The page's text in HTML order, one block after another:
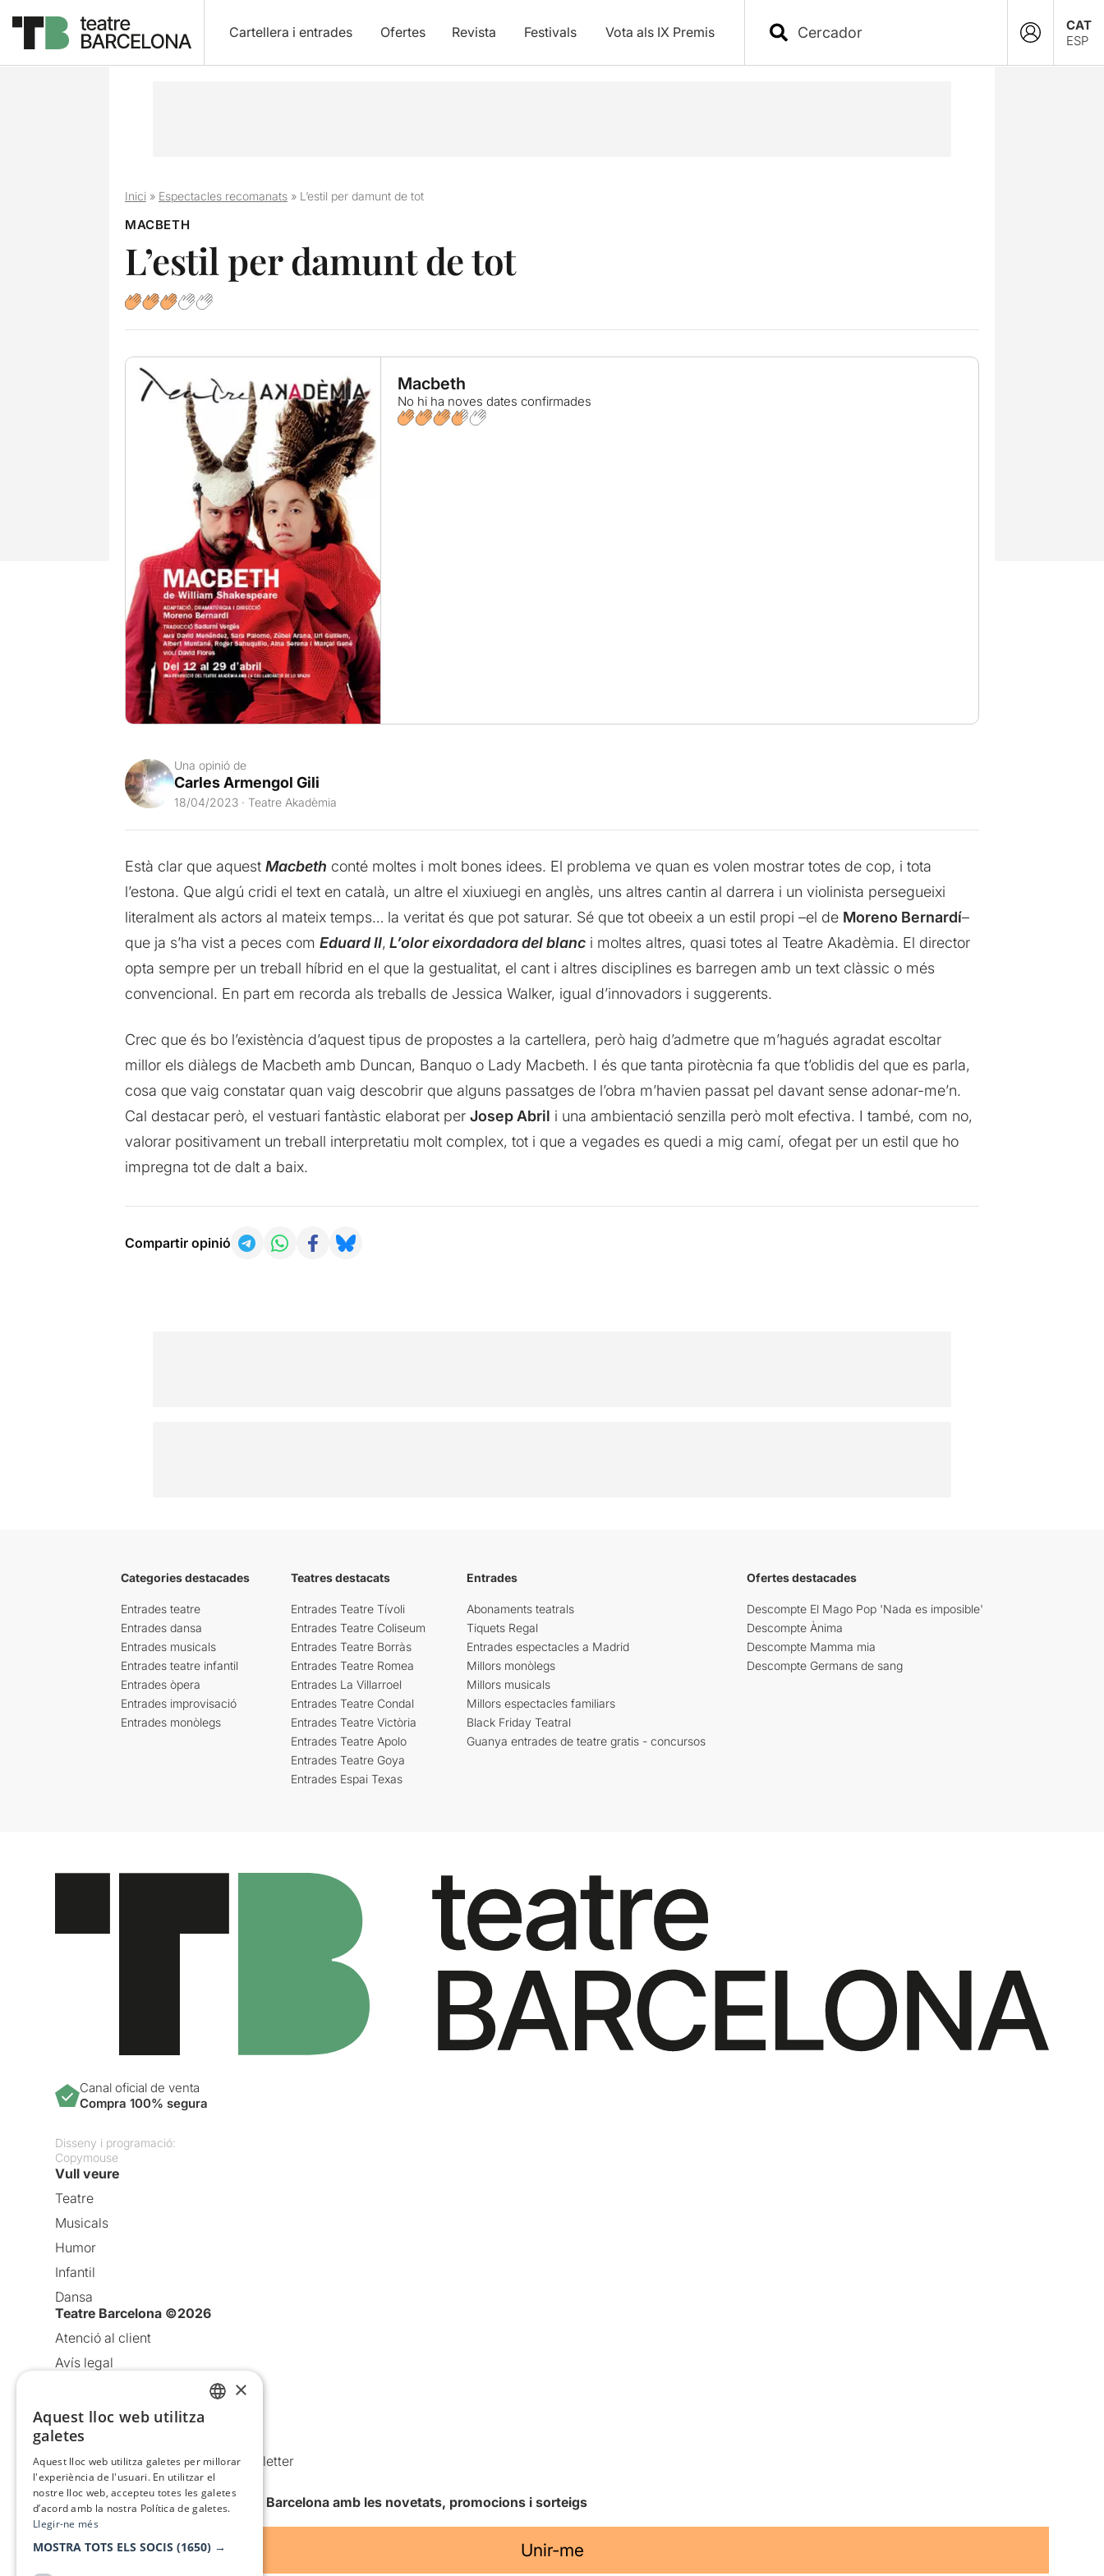
Cartellera i entrades Ofertes Revista Festivals Vota als IX Premis
CAT
ESP
Inici» Espectacles recomanats» L’estil per damunt de tot
MACBETH
L’estil per damunt de tot
Macbeth
No hi ha noves dates confirmades
Una opinió de
Carles Armengol Gili
18/04/2023 · Teatre Akadèmia
Està clar que aquest Macbeth conté moltes i molt bones idees. El problema ve quan es volen mostrar totes de cop, i tota
l’estona. Que algú cridi el text en català, un altre el xiuxiuegi en anglès, uns altres cantin al darrera i un violinista persegueixi
literalment als actors al mateix temps… la veritat és que pot saturar. Sé que tot obeeix a un estil propi –el de Moreno Bernardí–
que ja s’ha vist a peces com Eduard II, L’olor eixordadora del blanci moltes altres, quasi totes al Teatre Akadèmia. El director
opta sempre per un treball híbrid en el que la gestualitat, el cant i altres disciplines es barregen amb un text clàssic o més
convencional. En part em recorda als treballs de Jessica Walker, igual d’innovadors i suggerents.
Crec que és bo l’existència d’aquest tipus de propostes a la cartellera, però haig d’admetre que m’hagués agradat escoltar
millor els diàlegs de Macbeth amb Duncan, Banquo o Lady Macbeth. I és que tanta pirotècnia fa que t’oblidis del que es parla,
cosa que vaig constatar quan vaig descobrir que alguns passatges de l’obra m’havien passat pel davant sense adonar-me’n.
Cal destacar però, el vestuari fantàstic elaborat per Josep Abril i una ambientació senzilla però molt efectiva. I també, com no,
valorar positivament un treball interpretatiu molt complex, tot i que a vegades es quedi a mig camí, ofegat per un estil que ho
impregna tot de dalt a baix.
Compartir opinió
Categories destacades
Entrades teatre
Entrades dansa
Entrades musicals
Entrades teatre infantil
Entrades òpera
Entrades improvisació
Entrades monòlegs
Teatres destacats
Entrades Teatre Tívoli
Entrades Teatre Coliseum
Entrades Teatre Borràs
Entrades Teatre Romea
Entrades La Villarroel
Entrades Teatre Condal
Entrades Teatre Victòria
Entrades Teatre Apolo
Entrades Teatre Goya
Entrades Espai Texas
Entrades
Abonaments teatrals
Tiquets Regal
Entrades espectacles a Madrid
Millors monòlegs
Millors musicals
Millors espectacles familiars
Black Friday Teatral
Guanya entrades de teatre gratis - concursos
Ofertes destacades
Descompte El Mago Pop 'Nada es imposible'
Descompte Ànima
Descompte Mamma mia
Descompte Germans de sang
Canal oficial de venta
Compra 100% segura
Disseny i programació:
Copymouse
Vull veure
Teatre
Musicals
Humor
Infantil
Dansa
Teatre Barcelona ©2026
Atenció al client
Avís legal
Política de cookies
Condicions d’ús
Comunicacions comercials i Newsletter
Anuncia’t
Vull rebre la newsletter de Teatre Barcelona amb les novetats, promocions i sorteigs
Unir-me
×
Aquest lloc web utilitza
galetes
Aquest lloc web utilitza galetes per millorar
l'experiència de l'usuari. En utilitzar el
nostre lloc web, accepteu totes les galetes
d’acord amb la nostra Política de galetes.
Llegir-ne més
MOSTRA TOTS ELS SOCIS (1650) →